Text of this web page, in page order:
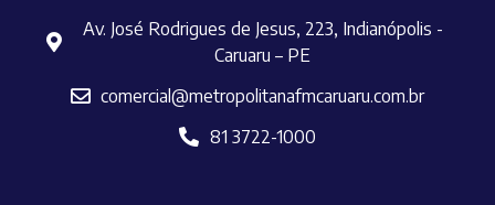
Av. José Rodrigues de Jesus, 223, Indianópolis -
Caruaru – PE
comercial@metropolitanafmcaruaru.com.br
81 3722-1000